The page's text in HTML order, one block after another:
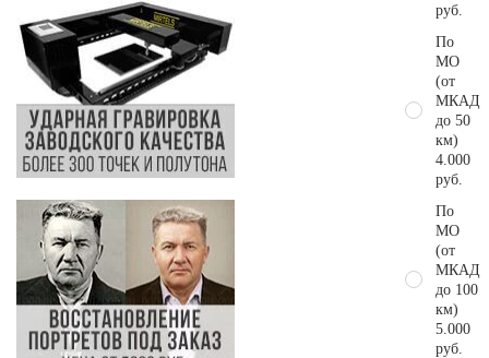
руб.
По
МО
(от
МКАД
до 50
км)
4.000
руб.
По
МО
(от
МКАД
до 100
км)
5.000
руб.